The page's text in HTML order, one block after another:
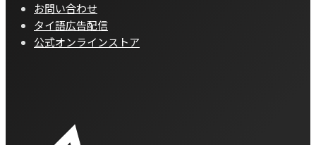
お問い合わせ
タイ語広告配信
公式オンラインストア